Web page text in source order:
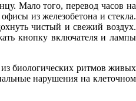
Мало того, перевод часов на
из железобетона и стекла.
чистый и свежий воздух.
кнопку включателя и лампы
биологических ритмов живых
нарушения на клеточном